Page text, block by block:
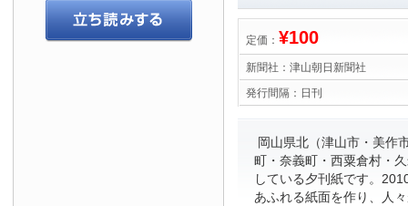
定価： ¥100
新聞社： 津山朝日新聞社
発行間隔： 日刊
岡山県北（津山市・美作
町・奈義町・西粟倉村・
している夕刊紙です。
あふれる紙面を作り、人